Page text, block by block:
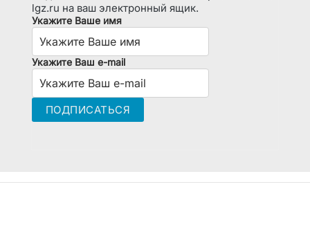
lgz.ru на ваш электронный ящик.
Укажите Ваше имя
Укажите Ваш e-mail